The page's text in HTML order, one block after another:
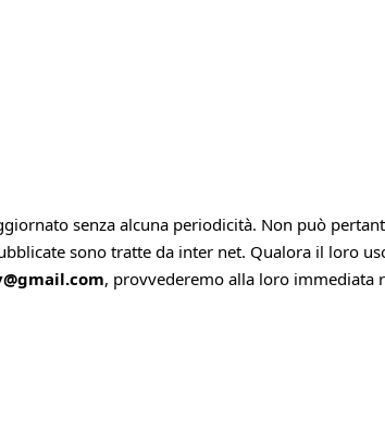
senza alcuna periodicità. Non può
sono tratte da inter net. Qualora il loro
, provvederemo alla loro immediata